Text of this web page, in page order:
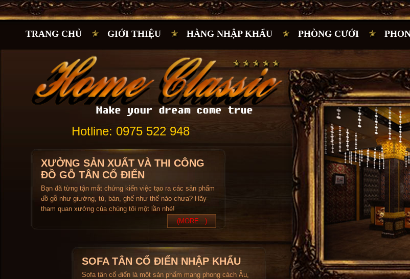
TRANG CHỦ GIỚI THIỆU HÀNG NHẬP KHẨU PHÒNG CƯỚI
Hotline: 0975 522 948
XƯỞNG SẢN XUẤT VÀ THI CÔNG
ĐỒ GỖ TÂN CỔ ĐIỂN
Bạn đã từng tận mắt chứng kiến việc tạo ra các sản phẩm
đồ gỗ như giường, tủ, bàn, ghế như thế nào chưa? Hãy
tham quan xưởng của chúng tôi một lần nhé!
(MORE...)
SOFA TÂN CỔ ĐIỂN NHẬP KHẨU
Sofa tân cổ điển là một sản phẩm mang phong cách Âu,